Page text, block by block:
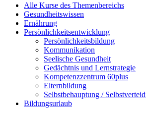
Alle Kurse des Themenbereichs
Gesundheitswissen
Ernährung
Persönlichkeitsentwicklung
Persönlichkeitsbildung
Kommunikation
Seelische Gesundheit
Gedächtnis und Lernstrategie
Kompetenzzentrum 60plus
Elternbildung
Selbstbehauptung /
Bildungsurlaub